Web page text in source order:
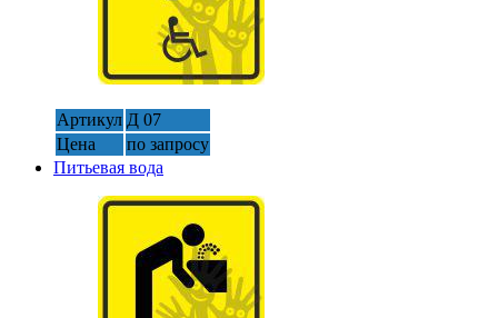
Артикул Д 07
Цена
по запросу
Питьевая вода